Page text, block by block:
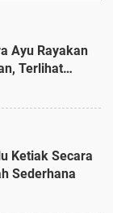
Ayu Rayakan
Terlihat
Ketiak Secara
Sederhana